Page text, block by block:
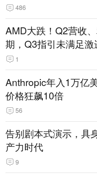
486
AMD大跌！Q2营收
期，Q3指引未满足
1
Anthropic年入1万亿
价格狂飙10倍
56
告别剧本式演示，具
产力时代
9